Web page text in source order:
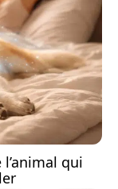
qui